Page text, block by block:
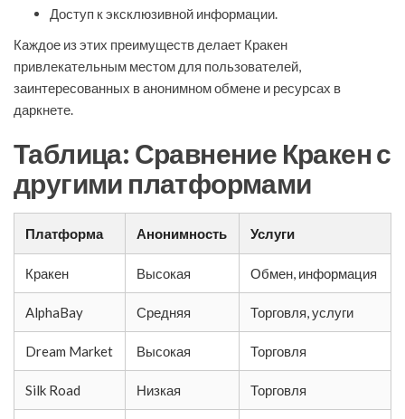
Доступ к эксклюзивной информации.
Каждое из этих преимуществ делает Кракен
привлекательным местом для пользователей,
заинтересованных в анонимном обмене и ресурсах в
даркнете.
Таблица: Сравнение Кракен с
другими платформами
Платформа Анонимность Услуги
Кракен Высокая Обмен, информация
AlphaBay Средняя Торговля, услуги
Dream Market Высокая Торговля
Silk Road Низкая Торговля